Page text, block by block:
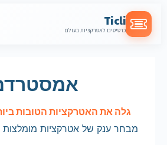
Ticli
כרטיסים לאטרקציות בעולם
גלה את האטרקציות הטובות
מבחר ענק של אטרקציות מומלצות